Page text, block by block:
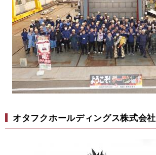
オタフクホールディングス株式会社